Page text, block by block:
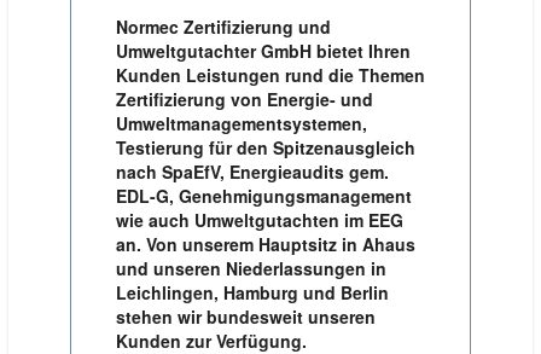
Normec Zertifizierung und
Umweltgutachter GmbH bietet Ihren
Kunden Leistungen rund die Themen
Zertifizierung von Energie- und
Umweltmanagementsystemen,
Testierung für den Spitzenausgleich
nach SpaEfV, Energieaudits gem.
EDL-G, Genehmigungsmanagement
wie auch Umweltgutachten im EEG
an. Von unserem Hauptsitz in Ahaus
und unseren Niederlassungen in
Leichlingen, Hamburg und Berlin
stehen wir bundesweit unseren
Kunden zur Verfügung.